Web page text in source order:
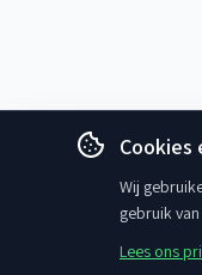
Cookies
Wij
gebruik
Lees ons